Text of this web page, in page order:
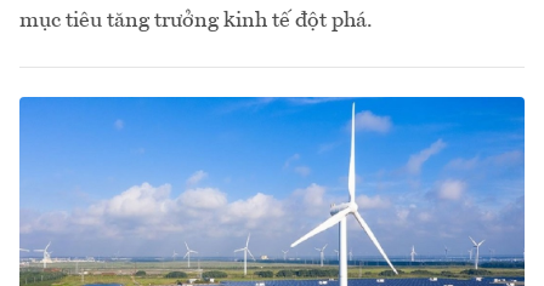
mục tiêu tăng trưởng kinh tế đột phá.